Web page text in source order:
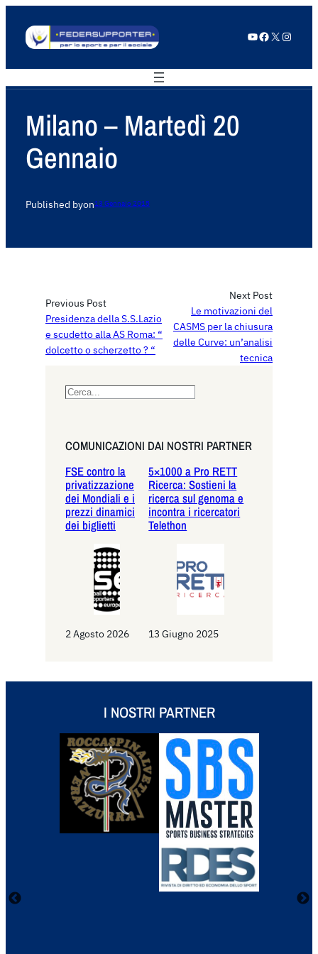
YouTube Facebook X Instagram
Milano – Martedì 20
Gennaio
Published byon13 Gennaio 2015
Previous Post
Presidenza della S.S.Lazio
e scudetto alla AS Roma: “
dolcetto o scherzetto ? “
Next Post
Le motivazioni del
CASMS per la chiusura
delle Curve: un’analisi
tecnica
S
r
h
COMUNICAZIONI DAI NOSTRI PARTNER
FSE contro la
privatizzazione
dei Mondiali e i
prezzi dinamici
dei biglietti
2 Agosto 2026
5×1000 a Pro RETT
Ricerca: Sostieni la
ricerca sul genoma e
incontra i ricercatori
Telethon
13 Giugno 2025
I NOSTRI PARTNER